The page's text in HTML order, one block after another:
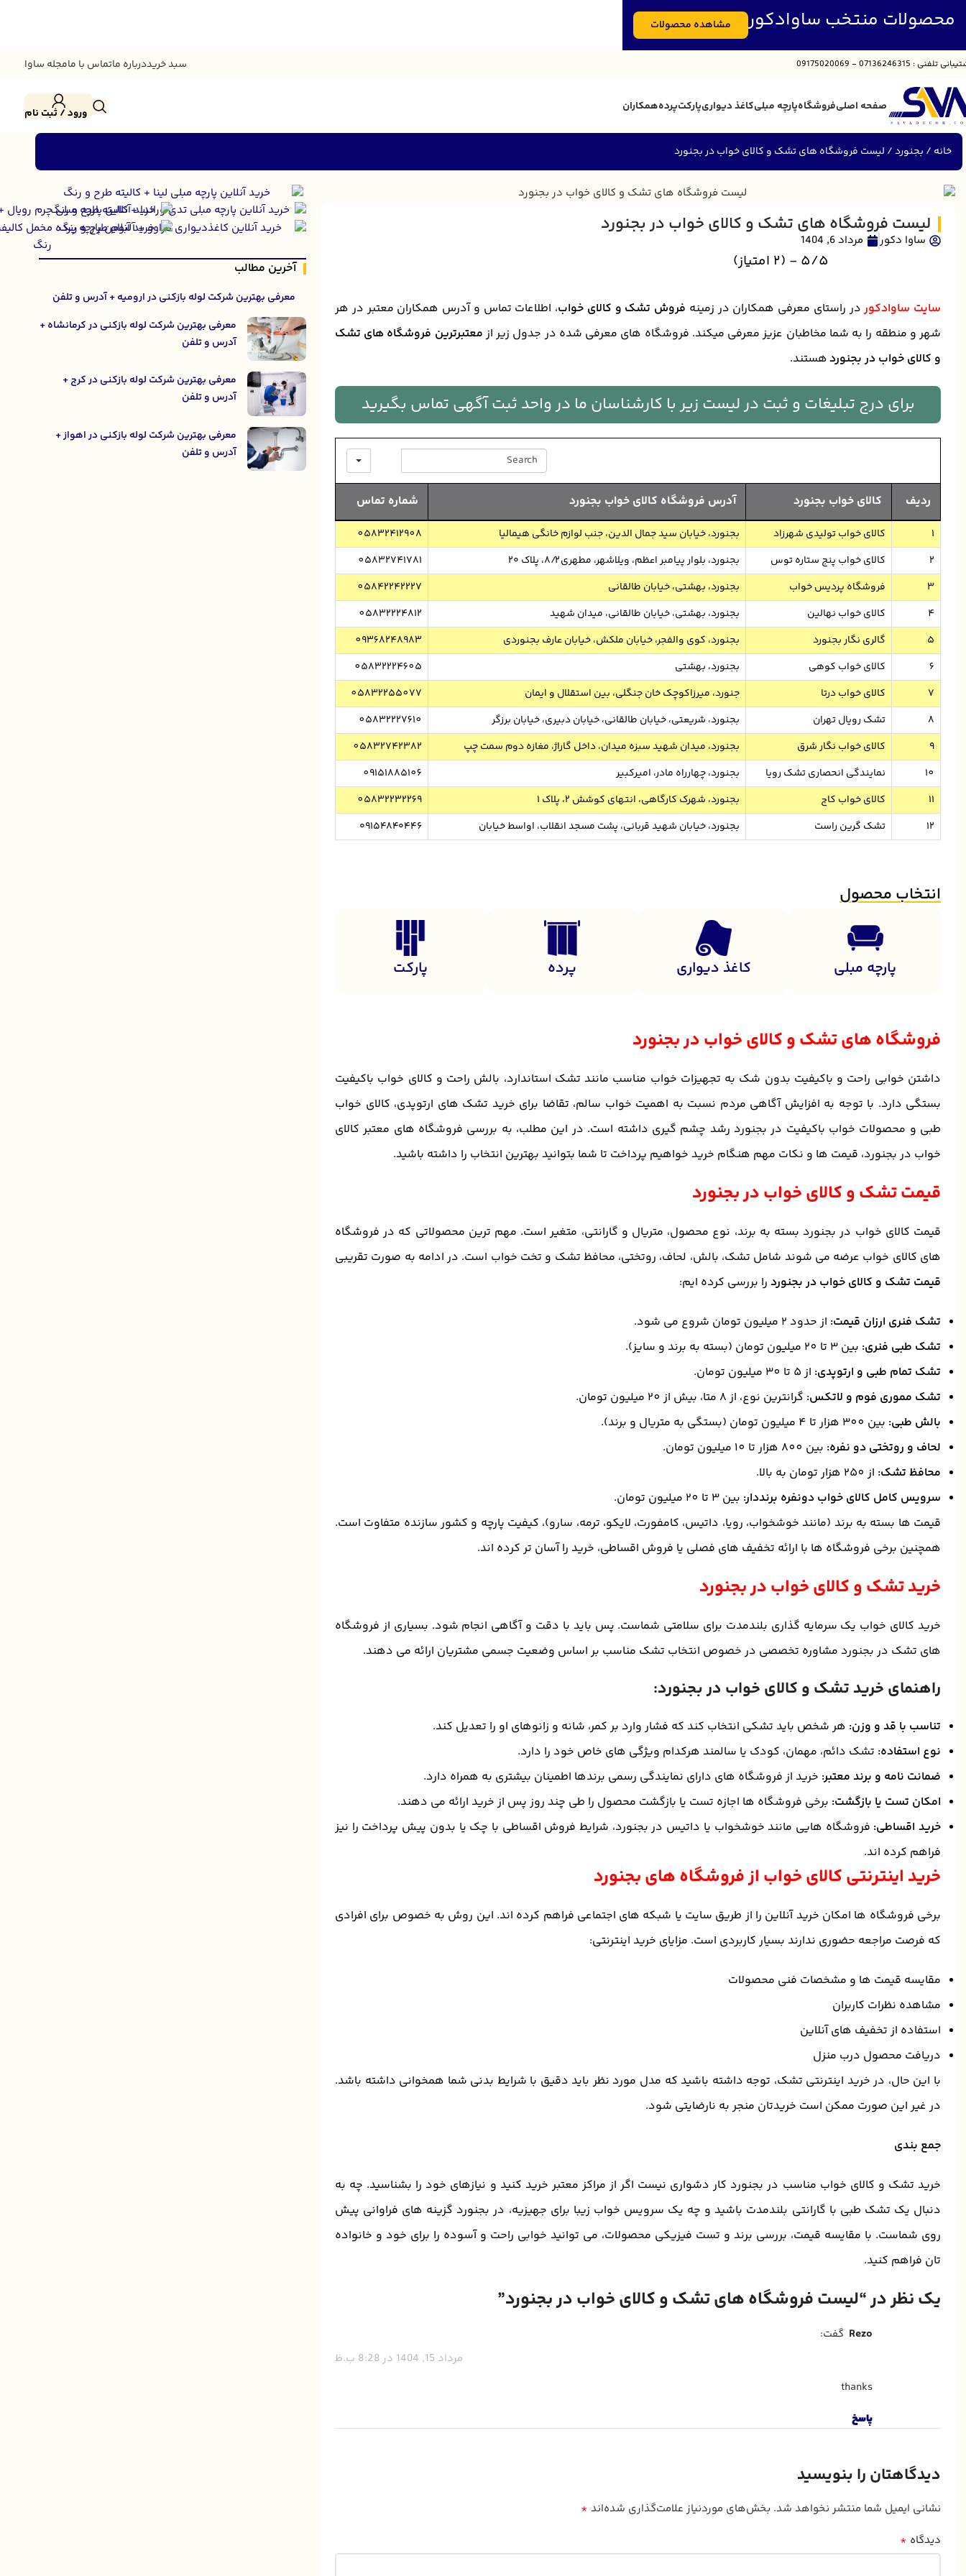
تیبانی تلفنی : 07136246315 - 09175020069 سبد خریددرباره ماتماس با مامجله ساوا
صفحه اصلیفروشگاهپارچه مبلیکاغذ دیواریپارکتپردههمکاران ورود / ثبت نام
خانه بجنورد لیست فروشگاه های تشک و کالای خواب در بجنورد
لیست فروشگاه های تشک و کالای خواب در بجنورد
ساوا دکور مرداد 6, 1404
5/5 - (2 امتیاز)
سایت ساوادکوردر راستای معرفی همکاران در زمینه فروش تشک و کالای خواب، اطلاعات تماس و آدرس همکاران معتبر در هر
شهر و منطقه را به شما مخاطبان عزیز معرفی میکند. فروشگاه های معرفی شده در جدول زیر ازمعتبرترین فروشگاه های تشک
و کالای خواب در بجنوردهستند.
برای درج تبلیغات و ثبت در لیست زیر با کارشناسان ما در واحد ثبت آگهی تماس بگیرید
SEARCH
ردیف کالای خواب بجنورد آدرس فروشگاه کالای خواب بجنورد شماره تماس
1 کالای خواب تولیدی شهرزاد بجنورد، خیابان سید جمال الدین، جنب لوازم خانگی هیمالیا
05832412908
2
کالای خواب پنج ستاره توس بجنورد، بلوار پیامبر اعظم، ویلاشهر، مطهری ۸/۲، پلاک ۲۰
05832741781
3
فروشگاه پردیس خواب بجنورد، بهشتی، خیابان طالقانی
05842242227
4
کالای خواب نهالین بجنورد، بهشتی، خیابان طالقانی، میدان شهید
05832224812
5
گالری نگار بجنورد بجنورد، کوی والفجر، خیابان ملکش، خیابان عارف بجنوردی
09368248983
6
کالای خواب کوهی بجنورد، بهشتی
05832224605
7
کالای خواب درتا جنورد، میرزاکوچک خان جنگلی، بین استقلال و ایمان
05832255077
8
تشک رویال تهران بجنورد، شریعتی، خیابان طالقانی، خیابان دبیری، خیابان برزگر
05832227610
9
کالای خواب نگار شرق بجنورد، میدان شهید سبزه میدان، داخل گاراژ، مغازه دوم سمت چپ
05832742382
10
نمایندگی انحصاری تشک رویا بجنورد، چهارراه مادر، امیرکبیر
09151885106
11
کالای خواب کاج بجنورد، شهرک کارگاهی، انتهای کوشش ۲، پلاک ۱
05832232269
12
تشک گرین راست بجنورد، خیابان شهید قربانی، پشت مسجد انقلاب، اواسط خیابان ۰۹۱۵۴۸۴۰۴۴۶
انتخاب محصول
پارچه مبلی کاغذ دیواری پرده پارکت
فروشگاه های تشک و کالای خواب در بجنورد
داشتن خوابی راحت و باکیفیت بدون شک به تجهیزات خواب مناسب مانند تشک استاندارد، بالش راحت و کالای خواب باکیفیت
بستگی دارد. با توجه به افزایش آگاهی مردم نسبت به اهمیت خواب سالم، تقاضا برای خرید تشک های ارتوپدی، کالای خواب
طبی و محصولات خواب باکیفیت در بجنورد رشد چشم گیری داشته است. در این مطلب، به بررسی فروشگاه های معتبر کالای
خواب در بجنورد، قیمت ها و نکات مهم هنگام خرید خواهیم پرداخت تا شما بتوانید بهترین انتخاب را داشته باشید.
قیمت تشک و کالای خواب در بجنورد
قیمت کالای خواب در بجنورد بسته به برند، نوع محصول، متریال و گارانتی، متغیر است. مهم ترین محصولاتی که در فروشگاه
های کالای خواب عرضه می شوند شامل تشک، بالش، لحاف، روتختی، محافظ تشک و تخت خواب است. در ادامه به صورت تقریبی
قیمت تشک و کالای خواب در بجنورد را بررسی کرده ایم:
تشک فنری ارزان قیمت: از حدود 2 میلیون تومان شروع می شود.
تشک طبی فنری: بین ۳ تا 20 میلیون تومان (بسته به برند و سایز).
تشک تمام طبی و ارتوپدی: از 5 تا 30 میلیون تومان.
تشک مموری فوم و لاتکس: گرانترین نوع، از 8 متا، بیش از 20 میلیون تومان.
بالش طبی: بین 300 هزار تا 4 میلیون تومان (بستگی به متریال و برند).
لحاف و روتختی دو نفره: بین 800 هزار تا 10 میلیون تومان.
محافظ تشک: از 250 هزار تومان به بالا.
سرویس کامل کالای خواب دونفره برنددار: بین 3 تا 20 میلیون تومان.
قیمت ها بسته به برند (مانند خوشخواب، رویا، داتیس، کامفورت، لایکو، ترمه، سارو)، کیفیت پارچه و کشور سازنده متفاوت است.
همچنین برخی فروشگاه ها با ارائه تخفیف های فصلی یا فروش اقساطی، خرید را آسان تر کرده اند.
خرید تشک و کالای خواب در بجنورد
خرید کالای خواب یک سرمایه گذاری بلندمدت برای سلامتی شماست. پس باید با دقت و آگاهی انجام شود. بسیاری از فروشگاه
های تشک در بجنورد مشاوره تخصصی در خصوص انتخاب تشک مناسب بر اساس وضعیت جسمی مشتریان ارائه می دهند.
راهنمای خرید تشک و کالای خواب در بجنورد:
تناسب با قد و وزن: هر شخص باید تشکی انتخاب کند که فشار وارد بر کمر، شانه و زانوهای او را تعدیل کند.
نوع استفاده: تشک دائم، مهمان، کودک یا سالمند هرکدام ویژگی های خاص خود را دارد.
ضمانت نامه و برند معتبر: خرید از فروشگاه های دارای نمایندگی رسمی برندها اطمینان بیشتری به همراه دارد.
امکان تست یا بازگشت: برخی فروشگاه ها اجازه تست یا بازگشت محصول را طی چند روز پس از خرید ارائه می دهند.
خرید اقساطی: فروشگاه هایی مانند خوشخواب یا داتیس در بجنورد، شرایط فروش اقساطی با چک یا بدون پیش پرداخت را نیز
فراهم کرده اند.
خرید اینترنتی کالای خواب از فروشگاه های بجنورد
برخی فروشگاه ها امکان خرید آنلاین را از طریق سایت یا شبکه های اجتماعی فراهم کرده اند. این روش به خصوص برای افرادی
که فرصت مراجعه حضوری ندارند بسیار کاربردی است. مزایای خرید اینترنتی:
مقایسه قیمت ها و مشخصات فنی محصولات
مشاهده نظرات کاربران
استفاده از تخفیف های آنلاین
دریافت محصول درب منزل
با این حال، در خرید اینترنتی تشک، توجه داشته باشید که مدل مورد نظر باید دقیق با شرایط بدنی شما همخوانی داشته باشد.
در غیر این‌ صورت ممکن است خریدتان منجر به نارضایتی شود.
جمع بندی
خرید تشک و کالای خواب مناسب در بجنورد کار دشواری نیست اگر از مراکز معتبر خرید کنید و نیازهای خود را بشناسید. چه به
دنبال یک تشک طبی با گارانتی بلندمدت باشید و چه یک سرویس خواب زیبا برای جهیزیه، در بجنورد گزینه های فراوانی پیش
روی شماست. با مقایسه قیمت، بررسی برند و تست فیزیکی محصولات، می توانید خوابی راحت و آسوده را برای خود و خانواده
تان فراهم کنید.
یک نظر در “لیست فروشگاه های تشک و کالای خواب در بجنورد”
rezo
گفت:
مرداد 15, 1404 در 8:28 ب.ظ
thanks
پاسخ
دیدگاهتان را بنویسید
نشانی ایمیل شما منتشر نخواهد شد. بخش‌های موردنیاز علامت‌گذاری شده‌اند *
دیدگاه *
آخرین مطالب
معرفی بهترین شرکت لوله بازکنی در ارومیه + آدرس و تلفن
معرفی بهترین شرکت لوله بازکنی در کرمانشاه +
آدرس و تلفن
معرفی بهترین شرکت لوله بازکنی در کرج +
آدرس و تلفن
معرفی بهترین شرکت لوله بازکنی در اهواز +
آدرس و تلفن
محصولات منتخب ساوادکور مشاهده محصولات